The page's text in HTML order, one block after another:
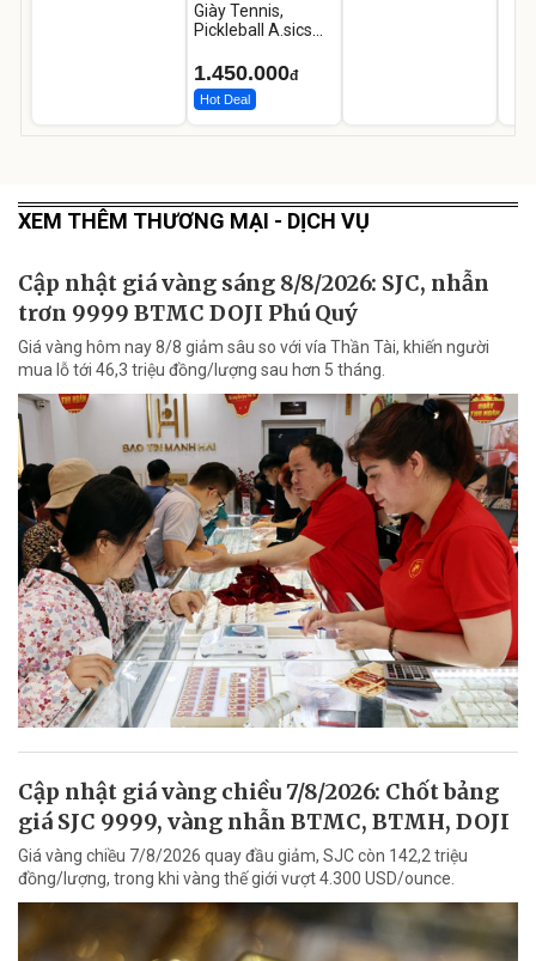
Giày Tennis,
Pickleball A.sics
Các Phối Màu
1.450.000đ
Hot Deal
XEM THÊM THƯƠNG MẠI - DỊCH VỤ
Cập nhật giá vàng sáng 8/8/2026: SJC, nhẫn
trơn 9999 BTMC DOJI Phú Quý
Giá vàng hôm nay 8/8 giảm sâu so với vía Thần Tài, khiến người
mua lỗ tới 46,3 triệu đồng/lượng sau hơn 5 tháng.
Cập nhật giá vàng chiều 7/8/2026: Chốt bảng
giá SJC 9999, vàng nhẫn BTMC, BTMH, DOJI
Giá vàng chiều 7/8/2026 quay đầu giảm, SJC còn 142,2 triệu
đồng/lượng, trong khi vàng thế giới vượt 4.300 USD/ounce.